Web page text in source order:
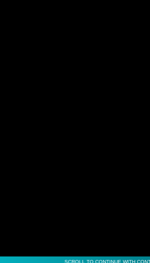
SCROLL TO CONTINUE WITH